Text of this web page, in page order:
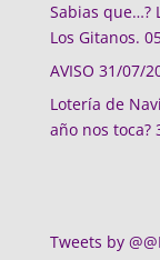
Sabias que…?
Los Gitanos.
AVISO 31/07/
Lotería de
año nos toca?
Tweets by